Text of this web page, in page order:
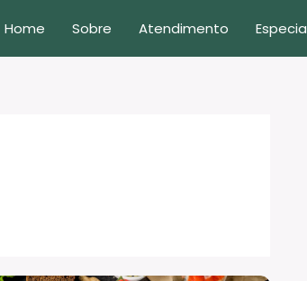
Home Sobre Atendimento